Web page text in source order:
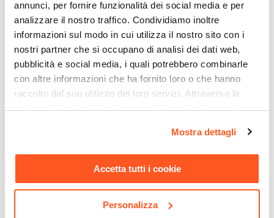
annunci, per fornire funzionalità dei social media e per
analizzare il nostro traffico. Condividiamo inoltre
informazioni sul modo in cui utilizza il nostro sito con i
nostri partner che si occupano di analisi dei dati web,
pubblicità e social media, i quali potrebbero combinarle
con altre informazioni che ha fornito loro o che hanno
raccolto dal suo utilizzo dei loro servizi. Attraverso la
sezione "Mostra dettagli" è possibile gestire le proprie
momento. Per maggiori informazioni si invita a leggere la
nostraCookie Policy.
Mostra dettagli
Accetta tutti i cookie
Personalizza
Dimensione Entrata
37,5 cm
Materiale Anta
Vetro temperato
Finitura Anta
Trasparente
Materiale Profilo
CODICE:NEVADA
Pannello doccia in acciaio
€ 163,00
CODICE:ADMT
Colonna doccia completa di
€ 132,00